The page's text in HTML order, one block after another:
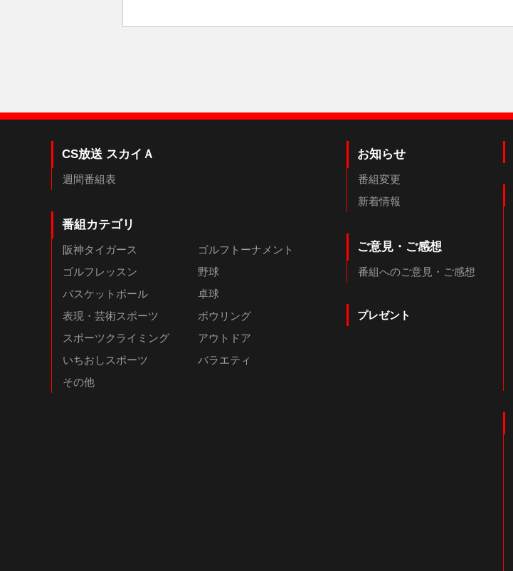
CS放送 スカイＡ
週間番組表
番組カテゴリ
阪神タイガース
ゴルフトーナメント
ゴルフレッスン
野球
バスケットボール
卓球
表現・芸術スポーツ
ボウリング
スポーツクライミング
アウトドア
いちおしスポーツ
バラエティ
その他
お知らせ
番組変更
新着情報
ご意見・ご感想
番組へのご意見・ご感想
プレゼント